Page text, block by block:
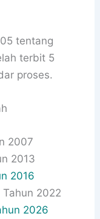
tentang
terbit 5
proses.
2007
2013
2016
2022
2026